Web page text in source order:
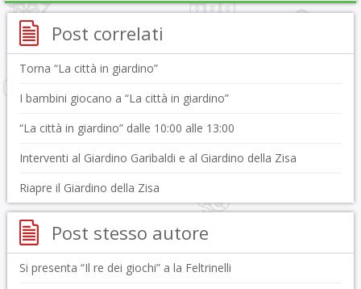
Post correlati
Torna “La città in giardino”
I bambini giocano a “La città in giardino”
“La città in giardino” dalle 10:00 alle 13:00
Interventi al Giardino Garibaldi e al Giardino della Zisa
Riapre il Giardino della Zisa
Post stesso autore
Si presenta “Il re dei giochi” a la Feltrinelli